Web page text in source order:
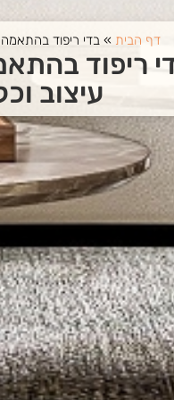
דף הבית » בדי ריפוד בהתאמה
ריפוד
עיצוב